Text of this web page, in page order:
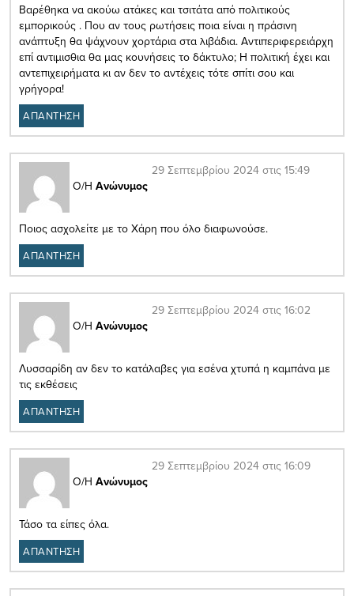
Βαρέθηκα να ακούω ατάκες και τσιτάτα από πολιτικούς
εμπορικούς . Που αν τους ρωτήσεις ποια είναι η πράσινη
ανάπτυξη θα ψάχνουν χορτάρια στα λιβάδια. Αντιπεριφερειάρχη
επί αντιμισθια θα μας κουνήσεις το δάκτυλο; Η πολιτική έχει και
αντεπιχειρήματα κι αν δεν το αντέχεις τότε σπίτι σου και
γρήγορα!
ΑΠΑΝΤΗΣΗ
Ο/Η Ανώνυμος
29 Σεπτεμβρίου 2024 στις 15:49
Ποιος ασχολείτε με το Χάρη που όλο διαφωνούσε.
ΑΠΑΝΤΗΣΗ
Ο/Η Ανώνυμος
29 Σεπτεμβρίου 2024 στις 16:02
Λυσσαρίδη αν δεν το κατάλαβες για εσένα χτυπά η καμπάνα με
τις εκθέσεις
ΑΠΑΝΤΗΣΗ
Ο/Η Ανώνυμος
29 Σεπτεμβρίου 2024 στις 16:09
Τάσο τα είπες όλα.
ΑΠΑΝΤΗΣΗ